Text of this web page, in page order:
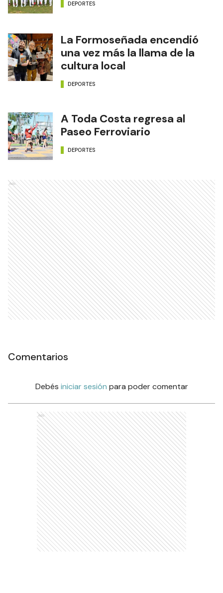
DEPORTES
La Formoseñada encendió
una vez más la llama de la
cultura local
DEPORTES
A Toda Costa regresa al
Paseo Ferroviario
DEPORTES
Ads
Comentarios
Debés iniciar sesión para poder comentar
Ads